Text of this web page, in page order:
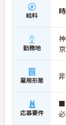
給料
勤務地
雇用形態
応募要件
■